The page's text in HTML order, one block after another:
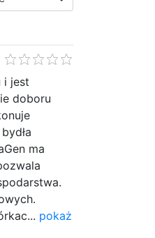
i jest
doboru
ma
pokaż